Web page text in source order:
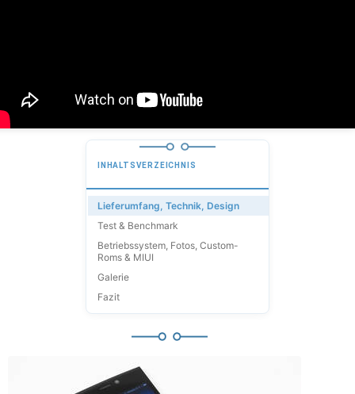
INHALTSVERZEICHNIS
Lieferumfang, Technik, Design
Test & Benchmark
Betriebssystem, Fotos, Custom-
Roms & MIUI
Galerie
Fazit